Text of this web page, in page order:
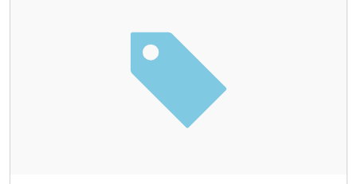
Werbemöglichkeit. Präsentieren Sie sich gemeinsam
mit vielen anderen Geschäften und Unternehmen im
digitalen Schaufenster und zeigen Sie den Kunden das
komplette Spektrum aller Einkaufsmöglichkeiten der